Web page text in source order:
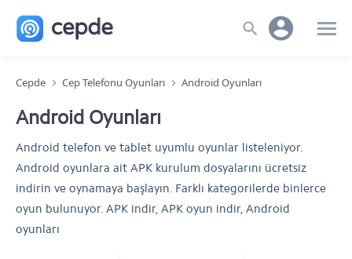
Cepde Cep Telefonu Oyunları Android Oyunları
Android Oyunları
Android telefon ve tablet uyumlu oyunlar listeleniyor.
Android oyunlara ait APK kurulum dosyalarını ücretsiz
indirin ve oynamaya başlayın. Farklı kategorilerde binlerce
oyun bulunuyor. APK indir, APK oyun indir, Android
oyunları